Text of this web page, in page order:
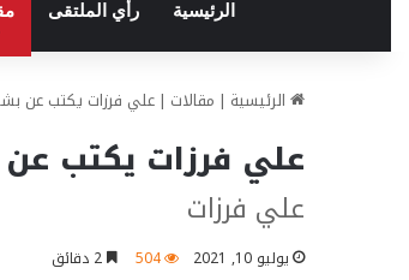
الرئيسية رأي الملتقى
الرئيسية | مقالات |علي فرزات يكتب عن بشار الأسد-4 عندما
علي فرزات يكتب عن بشار الأسد-4
علي فرزات
يوليو 10, 2021 504